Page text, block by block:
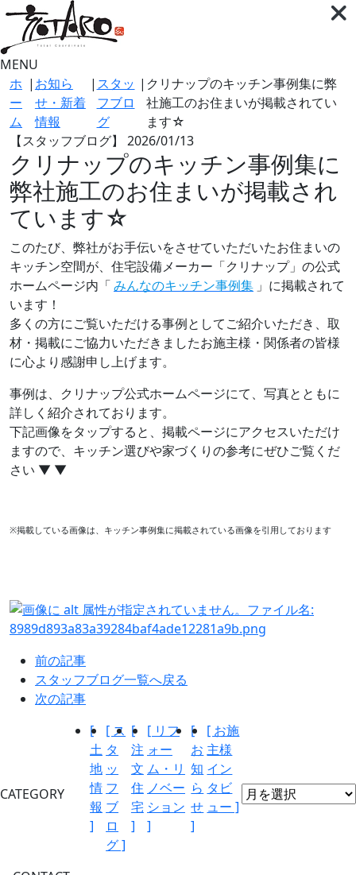
MENU
ホ
ー
ム
| お知ら
せ・新着
情報
| スタッ
フブロ
グ
| クリナップのキッチン事例集に弊
社施工のお住まいが掲載されてい
ます☆
【スタッフブログ】 2026/01/13
クリナップのキッチン事例集に
弊社施工のお住まいが掲載され
ています☆
このたび、弊社がお手伝いをさせていただいたお住まいの
キッチン空間が、住宅設備メーカー「クリナップ」の公式
ホームページ内「みんなのキッチン事例集 」に掲載されて
います！
多くの方にご覧いただける事例としてご紹介いただき、取
材・掲載にご協力いただきましたお施主様・関係者の皆様
に心より感謝申し上げます。
事例は、クリナップ公式ホームページにて、写真とともに
詳しく紹介されております。
下記画像をタップすると、掲載ページにアクセスいただけ
ますので、キッチン選びや家づくりの参考にぜひご覧くだ
さい ▼ ▼
※掲載している画像は、キッチン事例集に掲載されている画像を引用しております
前の記事
スタッフブログ一覧へ戻る
次の記事
CATEGORY
[
土
地
情
報
]
[ ス
タ
ッ
フ
ブ
ロ
グ ]
[
注
文
住
宅
]
[ リフ
ォー
ム・リ
ノベー
ション
]
[
お
知
ら
せ
]
[ お施
主様
イン
タビ
ュー ]